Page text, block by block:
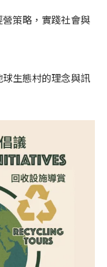
策略，實踐社會與
生態村的理念與訊